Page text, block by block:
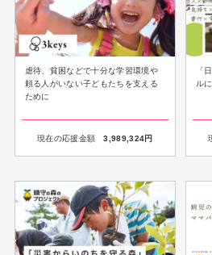
虐待、貧困などで十分な学習環境や
頼る人がいない子どもたちを支える
ために
現在の応援金額 3,989,324円
「
ル